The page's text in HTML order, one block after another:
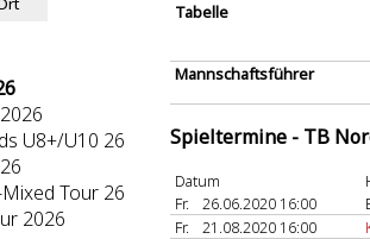
U8+/U10 26
Tour 26
2026
Tabelle
Mannschaftsführer
Spieltermine - TB
Datum
Fr.
26.06.2020 16:00
Fr.
21.08.2020 16:00